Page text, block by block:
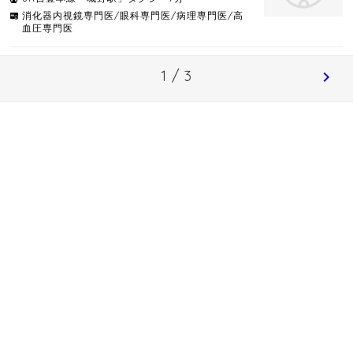
消化器内視鏡専門医/眼科専門医/病理専門医/高
血圧専門医
1 / 3 chevron_right